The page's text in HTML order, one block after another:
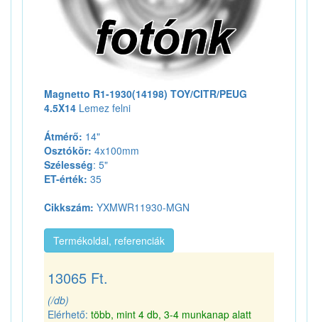
Magnetto R1-1930(14198) TOY/CITR/PEUG
4.5X14 Lemez felni
Átmérő: 14"
Osztókör: 4x100mm
Szélesség: 5"
ET-érték: 35
Cikkszám: YXMWR11930-MGN
Termékoldal, referenciák
13065 Ft.
(/db)
Elérhető: több, mint 4 db, 3-4 munkanap alatt